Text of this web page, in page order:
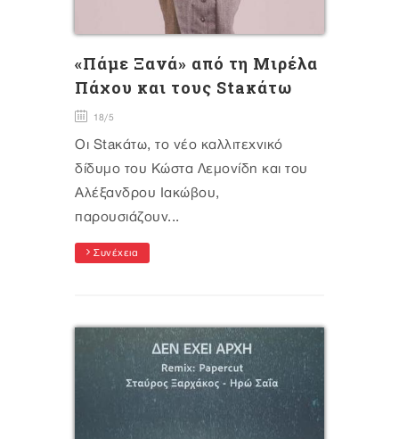
«Πάμε Ξανά» από τη Μιρέλα
Πάχου και τους Staκάτω
18/5
Οι Staκάτω, το νέο καλλιτεχνικό
δίδυμο του Κώστα Λεμονίδη και του
Αλέξανδρου Ιακώβου,
παρουσιάζουν...
Συνέχεια